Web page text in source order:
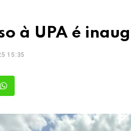
à UPA é
15:35